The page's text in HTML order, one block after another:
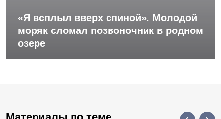
«Я всплыл вверх спиной». Молодой
моряк сломал позвоночник в родном
озере